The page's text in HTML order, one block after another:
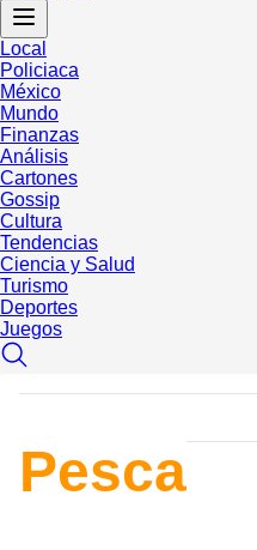
Local
Policiaca
México
Mundo
Finanzas
Análisis
Cartones
Gossip
Cultura
Tendencias
Ciencia y Salud
Turismo
Deportes
Juegos
Pesca